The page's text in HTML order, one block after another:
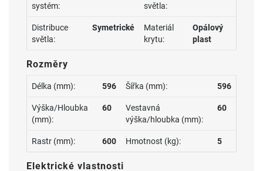
systém:
světla:
Distribuce
světla:
Symetrické
Materiál
krytu:
Opálový
plast
Rozměry
Délka (mm): 596 Šířka (mm): 596
Výška/Hloubka
(mm):
60
Vestavná
výška/hloubka (mm):
60
Rastr (mm): 600 Hmotnost (kg): 5
Elektrické vlastnosti